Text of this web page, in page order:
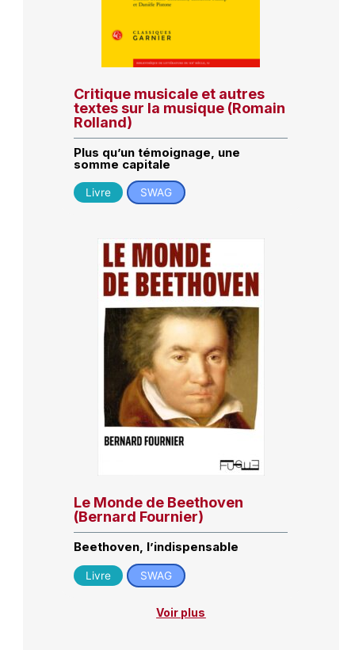
Critique musicale et autres
textes sur la musique (Romain
Rolland)
Plus qu’un témoignage, une
somme capitale
Livre SWAG
Le Monde de Beethoven
(Bernard Fournier)
Beethoven, l’indispensable
Livre SWAG
Voir plus